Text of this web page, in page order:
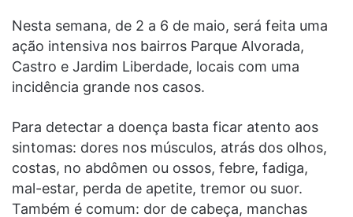
Nesta semana, de 2 a 6 de maio, será feita uma
ação intensiva nos bairros Parque Alvorada,
Castro e Jardim Liberdade, locais com uma
incidência grande nos casos.
Para detectar a doença basta ficar atento aos
sintomas: dores nos músculos, atrás dos olhos,
costas, no abdômen ou ossos, febre, fadiga,
mal-estar, perda de apetite, tremor ou suor.
Também é comum: dor de cabeça, manchas